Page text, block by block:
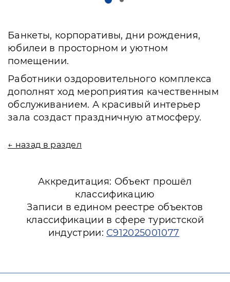
Банкеты, корпоративы, дни рождения,
юбилеи в просторном и уютном
помещении.
Работники оздоровительного комплекса
дополнят ход мероприятия качественным
обслуживанием. А красивый интерьер
зала создаст праздничную атмосферу.
← назад в раздел
Аккредитация: Объект прошёл
классификацию
Записи в едином реестре объектов
классификации в сфере туристской
индустрии: С912025001077